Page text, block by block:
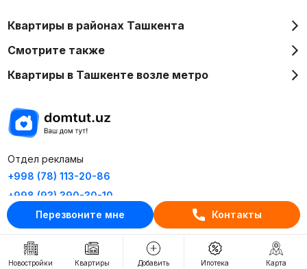
Перезвоните мне Контакты
Новостройки Квартиры Добавить Ипотека Карта
Квартиры в районах Ташкента
Смотрите также
Квартиры в Ташкенте возле метро
Отдел рекламы
+998 (78) 113-20-86
+998 (93) 390-30-10
Пн-Пт. С 9:30 до 18:00
RU UZ